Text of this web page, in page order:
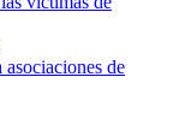
asociaciones de